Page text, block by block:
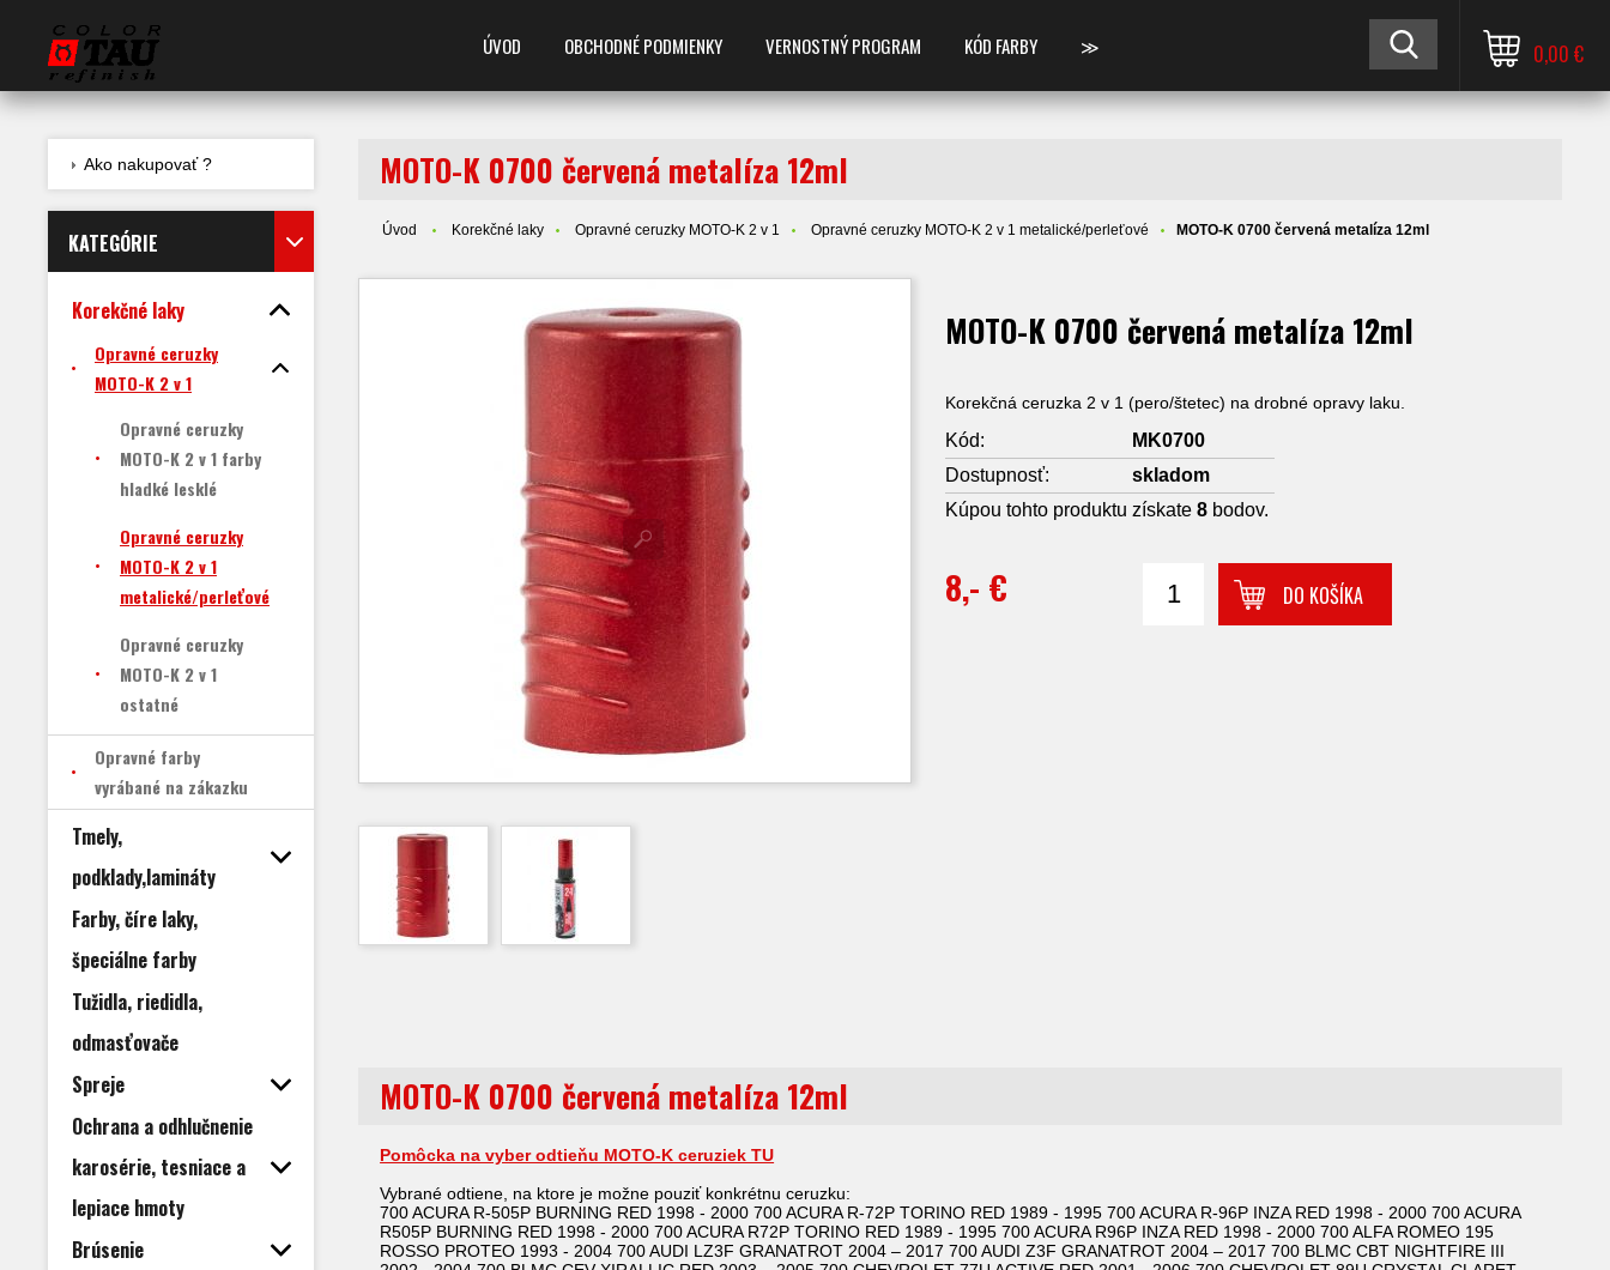
ÚVOD OBCHODNÉ PODMIENKY VERNOSTNÝ PROGRAM KÓD FARBY ≫ 0,00 €
Ako nakupovať ?
KATEGÓRIE
Korekčné laky
Opravné ceruzky
MOTO-K 2 v 1
Opravné ceruzky
MOTO-K 2 v 1 farby
hladké lesklé
Opravné ceruzky
MOTO-K 2 v 1
metalické/perleťové
Opravné ceruzky
MOTO-K 2 v 1
ostatné
Opravné farby
vyrábané na zákazku
Tmely,
podklady,lamináty
Farby, číre laky,
špeciálne farby
Tužidla, riedidla,
odmasťovače
Spreje
Ochrana a odhlučnenie
karosérie, tesniace a
lepiace hmoty
Brúsenie
MOTO-K 0700 červená metalíza 12ml
Úvod Korekčné laky Opravné ceruzky MOTO-K 2 v 1 Opravné ceruzky MOTO-K 2 v 1 metalické/perleťové MOTO-K 0700 červená metalíza 12ml
MOTO-K 0700 červená metalíza 12ml
Korekčná ceruzka 2 v 1 (pero/štetec) na drobné opravy laku.
Kód:
MK0700
Dostupnosť:
skladom
Kúpou tohto produktu získate8 bodov.
8,- € DO KOŠÍKA
MOTO-K 0700 červená metalíza 12ml
Pomôcka na vyber odtieňu MOTO-K ceruziek TU
Vybrané odtiene, na ktore je možne pouziť konkrétnu ceruzku:
700 ACURA R-505P BURNING RED 1998 - 2000 700 ACURA R-72P TORINO RED 1989 - 1995 700 ACURA R-96P INZA RED 1998 - 2000 700 ACURA
R505P BURNING RED 1998 - 2000 700 ACURA R72P TORINO RED 1989 - 1995 700 ACURA R96P INZA RED 1998 - 2000 700 ALFA ROMEO 195
ROSSO PROTEO 1993 - 2004 700 AUDI LZ3F GRANATROT 2004 – 2017 700 AUDI Z3F GRANATROT 2004 – 2017 700 BLMC CBT NIGHTFIRE III